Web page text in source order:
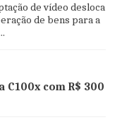
de vídeo desloca
de bens para a
C100x com R$ 300